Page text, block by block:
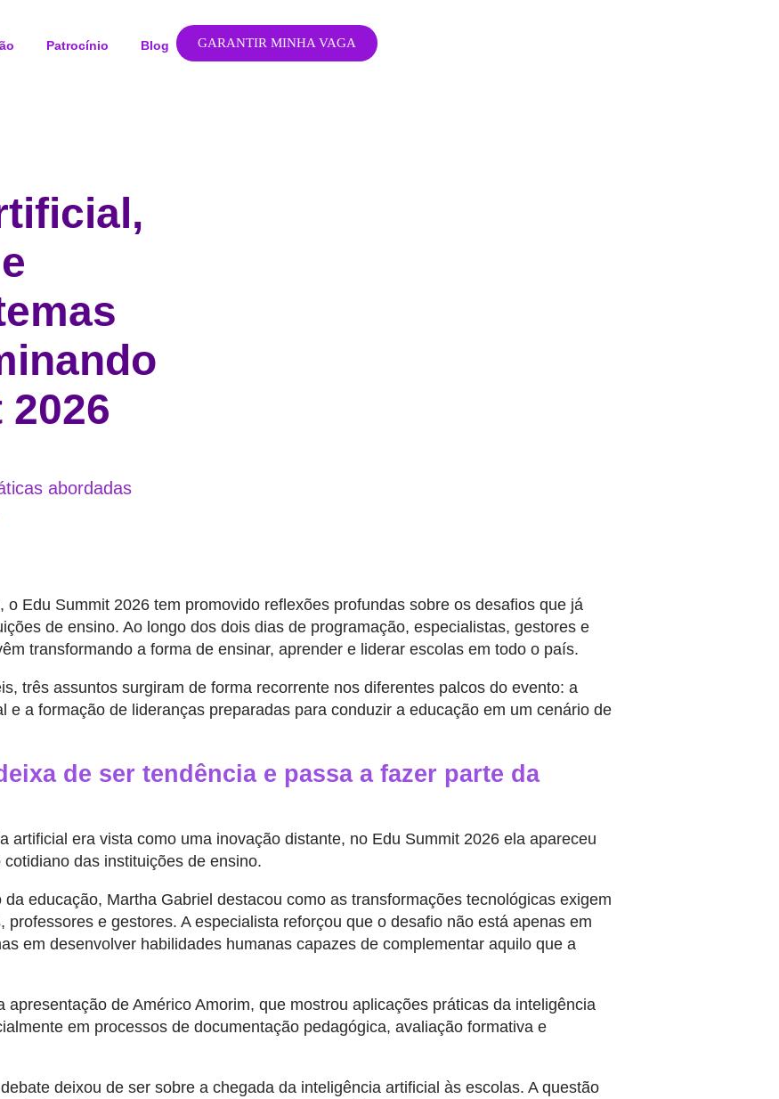
Patrocínio Blog GARANTIR MINHA VAGA
abordadas
o Edu Summit 2026 tem promovido reflexões profundas sobre os desafios que já
de ensino. Ao longo dos dois dias de programação, especialistas, gestores e
transformando a forma de ensinar, aprender e liderar escolas em todo o país.
três assuntos surgiram de forma recorrente nos diferentes palcos do evento: a
e a formação de lideranças preparadas para conduzir a educação em um cenário de
de ser tendência e passa a fazer parte da
artificial era vista como uma inovação distante, no Edu Summit 2026 ela apareceu
das instituições de ensino.
educação, Martha Gabriel destacou como as transformações tecnológicas exigem
professores e gestores. A especialista reforçou que o desafio não está apenas em
em desenvolver habilidades humanas capazes de complementar aquilo que a
apresentação de Américo Amorim, que mostrou aplicações práticas da inteligência
em processos de documentação pedagógica, avaliação formativa e
deixou de ser sobre a chegada da inteligência artificial às escolas. A questão